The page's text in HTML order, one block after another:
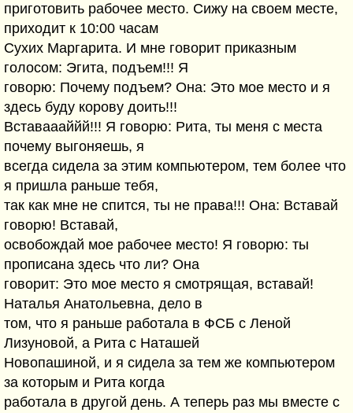
приготовить рабочее место. Сижу на своем месте,
приходит к 10:00 часам
Сухих Маргарита. И мне говорит приказным
голосом: Эгита, подъем!!! Я
говорю: Почему подъем? Она: Это мое место и я
здесь буду корову доить!!!
Вставаааййй!!! Я говорю: Рита, ты меня с места
почему выгоняешь, я
всегда сидела за этим компьютером, тем более что
я пришла раньше тебя,
так как мне не спится, ты не права!!! Она: Вставай
говорю! Вставай,
освобождай мое рабочее место! Я говорю: ты
прописана здесь что ли? Она
говорит: Это мое место я смотрящая, вставай!
Наталья Анатольевна, дело в
том, что я раньше работала в ФСБ с Леной
Лизуновой, а Рита с Наташей
Новопашиной, и я сидела за тем же компьютером
за которым и Рита когда
работала в другой день. А теперь раз мы вместе с